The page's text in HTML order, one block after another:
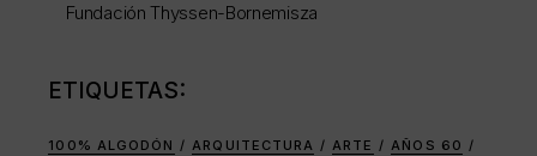
Fundación Thyssen-Bornemisza
ETIQUETAS:
100% ALGODÓN ARQUITECTURA ARTE
AÑOS 60